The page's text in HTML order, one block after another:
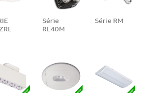
Série
RL40M
Série RM